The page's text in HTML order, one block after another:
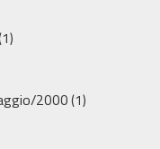
2000(1)